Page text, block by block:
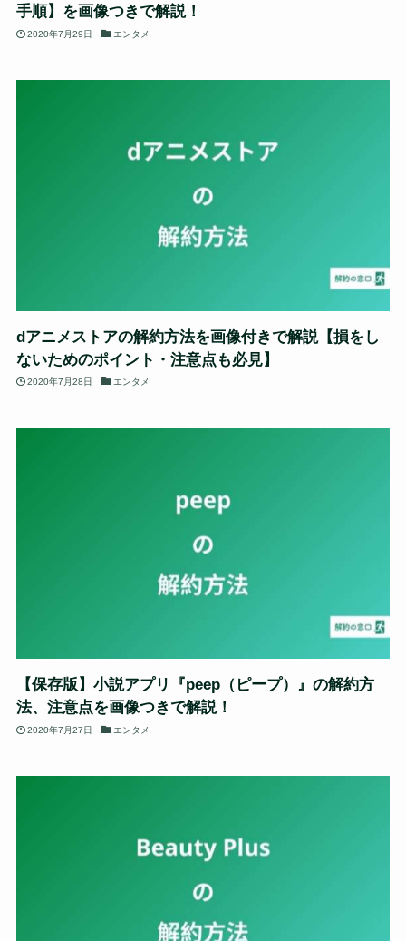
手順】を画像つきで解説！
2020年7月29日 エンタメ
dアニメストアの解約方法を画像付きで解説【損をし
ないためのポイント・注意点も必見】
2020年7月28日 エンタメ
【保存版】小説アプリ『peep（ピープ）』の解約方
法、注意点を画像つきで解説！
2020年7月27日 エンタメ